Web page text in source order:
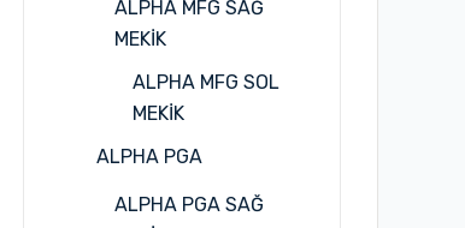
ALPHA MFG SAĞ
MEKİK
ALPHA MFG SOL
MEKİK
ALPHA PGA
ALPHA PGA SAĞ